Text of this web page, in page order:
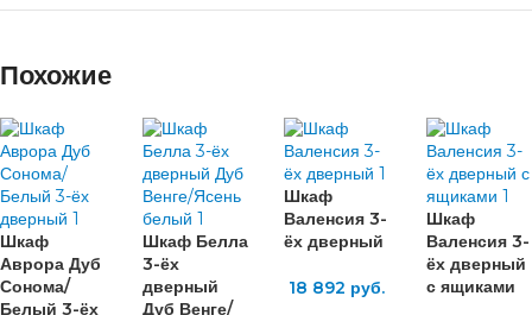
Похожие
Шкаф
Аврора Дуб
Сонома/
Белый 3-ёх
Шкаф Белла
3-ёх
дверный
Дуб Венге/
Шкаф
Валенсия 3-
ёх дверный
18 892 руб.
Шкаф
Валенсия 3-
ёх дверный
с ящиками